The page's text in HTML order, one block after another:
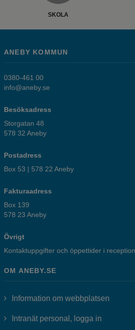
SKOLA
ANEBY KOMMUN
0380-461 00
info@aneby.se
Besöksadress
Storgatan 48
578 32 Aneby
Postadress
Box 53 | 578 22 Aneby
Fakturaadress
Box 139
578 23 Aneby
Övrigt
Kontaktuppgifter och öppettider i
OM ANEBY.SE
Information om webbplatsen
Intranät personal, logga in